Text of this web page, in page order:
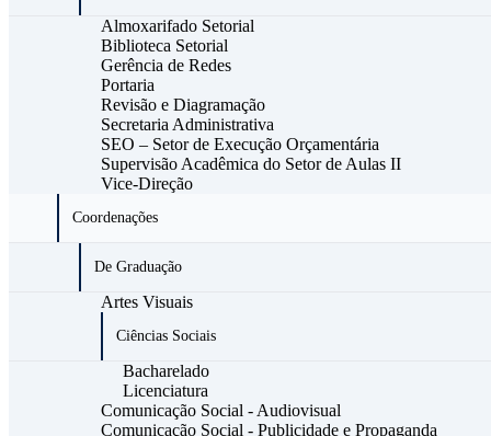
Almoxarifado Setorial
Biblioteca Setorial
Gerência de Redes
Portaria
Revisão e Diagramação
Secretaria Administrativa
SEO – Setor de Execução Orçamentária
Supervisão Acadêmica do Setor de Aulas II
Vice-Direção
Coordenações
De Graduação
Artes Visuais
Ciências Sociais
Bacharelado
Licenciatura
Comunicação Social - Audiovisual
Comunicação Social - Publicidade e Propaganda